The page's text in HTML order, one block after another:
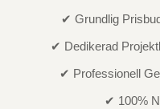
✔ Grundlig
✔ Dedikerad
✔ Professionell
✔ 100%